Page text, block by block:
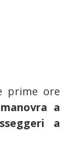
prime ore
a
a